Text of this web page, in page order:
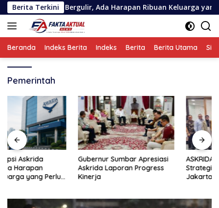
Langsung
ke
konten
Berita Terkini
Askrida Bergulir, Ada Harapan Ribuan Keluarga yang Perlu
Beranda Indeks Berita Indeks Berita Berita Utama
Pemerintah
Gubernur Sumbar Apresiasi
Askrida Laporan Progress
Kinerja
ASKRIDA Perkuat Kemitraan
Strategis Bersama Bank